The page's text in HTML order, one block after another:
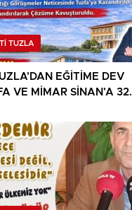
TUZLA
EĞİTİME DEV
VE MİMAR SİNAN’A 32